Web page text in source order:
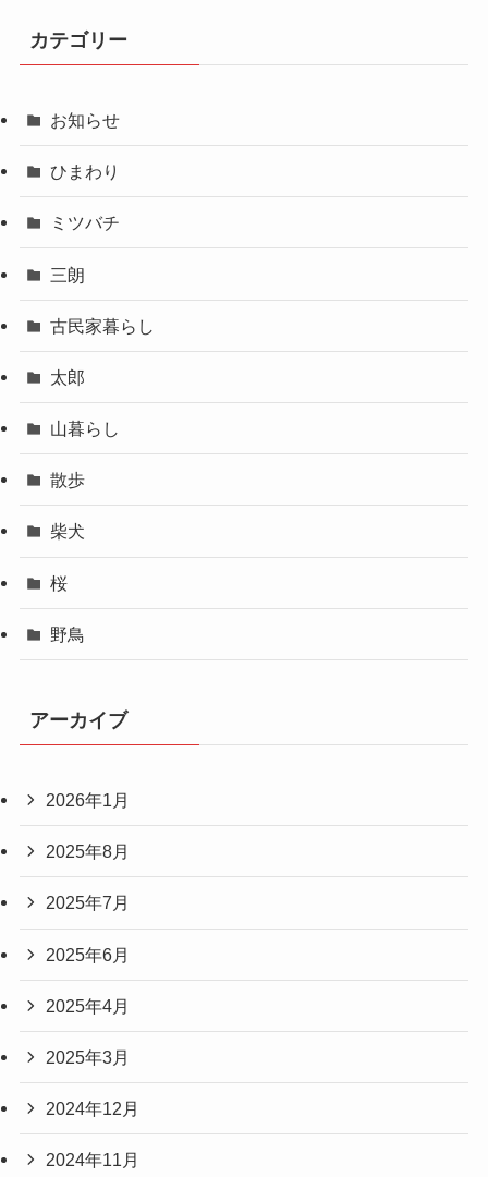
カテゴリー
お知らせ
ひまわり
ミツバチ
三朗
古民家暮らし
太郎
山暮らし
散歩
柴犬
桜
野鳥
アーカイブ
2026年1月
2025年8月
2025年7月
2025年6月
2025年4月
2025年3月
2024年12月
2024年11月